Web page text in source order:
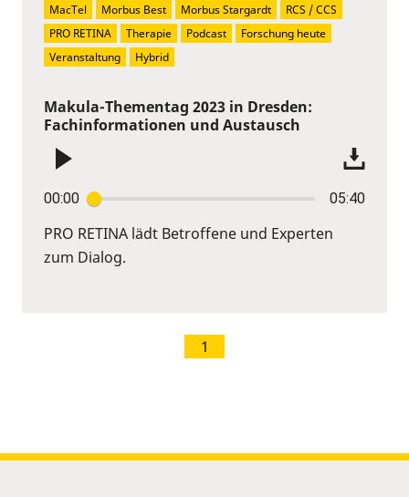
Makula-Thementag 2023 in Dresden:
Fachinformationen und Austausch
00:00 05:40
PRO RETINA lädt Betroffene und Experten
zum Dialog.
MacTel
Morbus Best Morbus Stargardt
RCS / CCS
PRO RETINA
Therapie Podcast
Forschung heute
Veranstaltung
Hybrid
1